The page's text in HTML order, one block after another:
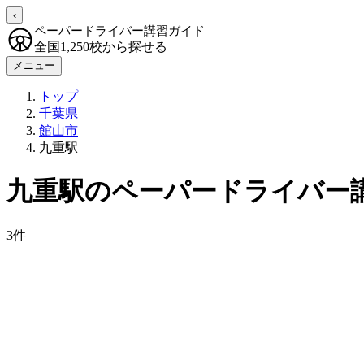
‹
ペーパードライバー講習ガイド
全国1,250校から探せる
メニュー
トップ
千葉県
館山市
九重駅
九重駅のペーパードライバー
3件